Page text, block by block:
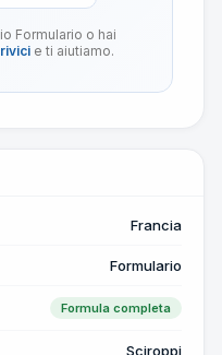
Formulario o hai
e ti aiutiamo.
Francia
Formulario
Formula completa
Sciroppi